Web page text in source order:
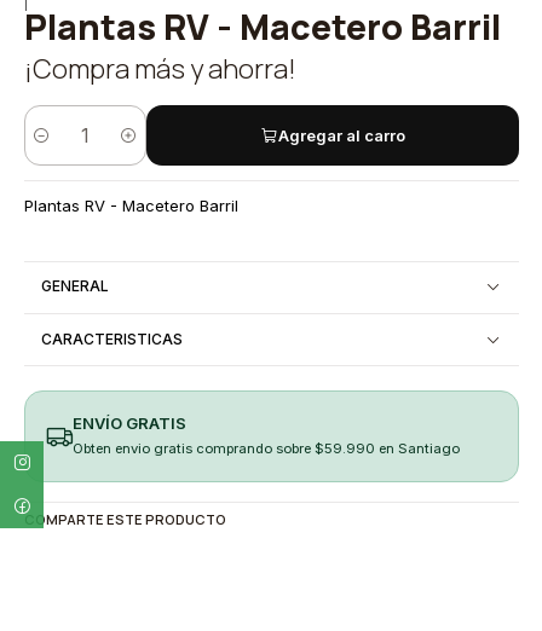
Plantas RV - Macetero Barril
¡Compra más y ahorra!
Cantidad
Agregar al carro
Plantas RV - Macetero Barril
GENERAL
CARACTERISTICAS
ENVÍO GRATIS
Obten envio gratis comprando sobre $59.990 en Santiago
COMPARTE ESTE PRODUCTO